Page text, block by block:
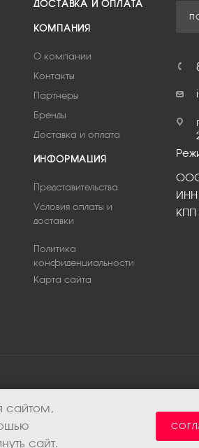
ДОСТАВКА И ОПЛАТА
КОМПАНИЯ
О компании
Контакты
Партнеры
Бренды
Доставка и оплата
ИНФОРМАЦИЯ
Представительства
Условия оплаты и
доставки
Политика
конфиденциальности
Карта сайта
ООО
ИНН
КПП
сайтом,
сайт.